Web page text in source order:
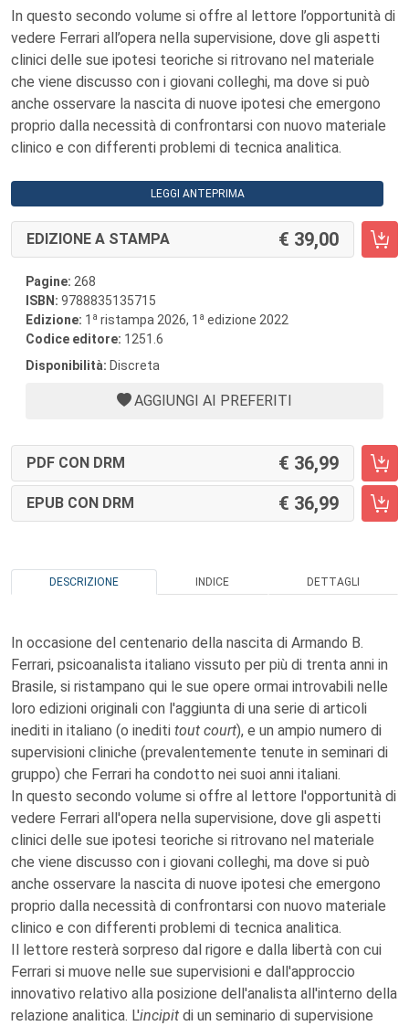
In questo secondo volume si offre al lettore l’opportunità di
vedere Ferrari all’opera nella supervisione, dove gli aspetti
clinici delle sue ipotesi teoriche si ritrovano nel materiale
che viene discusso con i giovani colleghi, ma dove si può
anche osservare la nascita di nuove ipotesi che emergono
proprio dalla necessità di confrontarsi con nuovo materiale
clinico e con differenti problemi di tecnica analitica.
LEGGI ANTEPRIMA
EDIZIONE A STAMPA 39,00
Pagine: 268
ISBN: 9788835135715
Edizione: 1 a ristampa 2026, 1 a edizione 2022
Codice editore: 1251.6
Disponibilità: Discreta
AGGIUNGI AI PREFERITI
PDF CON DRM 36,99
EPUB CON DRM 36,99
DESCRIZIONE INDICE DETTAGLI
In occasione del centenario della nascita di Armando B.
Ferrari, psicoanalista italiano vissuto per più di trenta anni in
Brasile, si ristampano qui le sue opere ormai introvabili nelle
loro edizioni originali con l'aggiunta di una serie di articoli
inediti in italiano (o inediti tout court), e un ampio numero di
supervisioni cliniche (prevalentemente tenute in seminari di
gruppo) che Ferrari ha condotto nei suoi anni italiani.
In questo secondo volume si offre al lettore l'opportunità di
vedere Ferrari all'opera nella supervisione, dove gli aspetti
clinici delle sue ipotesi teoriche si ritrovano nel materiale
che viene discusso con i giovani colleghi, ma dove si può
anche osservare la nascita di nuove ipotesi che emergono
proprio dalla necessità di confrontarsi con nuovo materiale
clinico e con differenti problemi di tecnica analitica.
Il lettore resterà sorpreso dal rigore e dalla libertà con cui
Ferrari si muove nelle sue supervisioni e dall'approccio
innovativo relativo alla posizione dell'analista all'interno della
relazione analitica. L'incipit di un seminario di supervisione